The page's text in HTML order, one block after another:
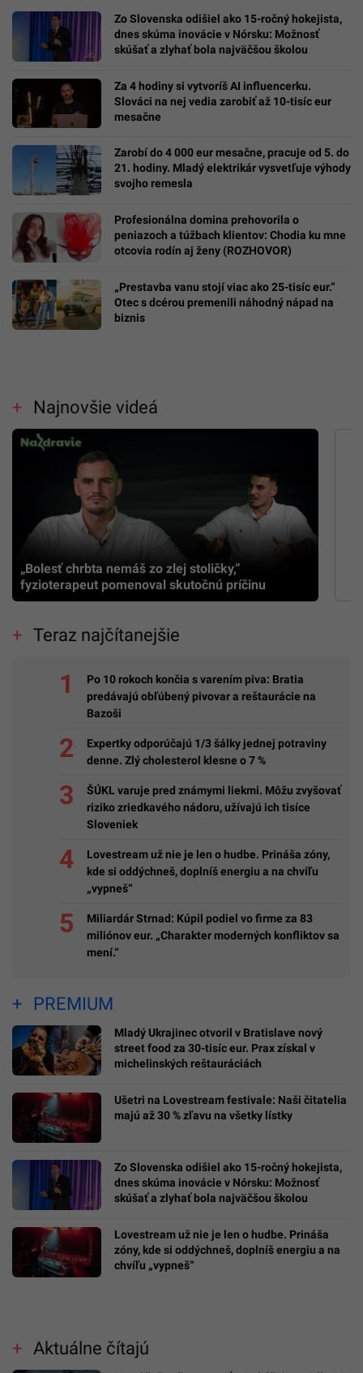
Zo Slovenska odišiel ako 15-ročný hokejista,
dnes skúma inovácie v Nórsku: Možnosť
skúšať a zlyhať bola najväčšou školou
Za 4 hodiny si vytvoríš AI influencerku.
Slováci na nej vedia zarobiť až 10-tisíc eur
mesačne
Zarobí do 4 000 eur mesačne, pracuje od 5. do
21. hodiny. Mladý elektrikár vysvetľuje výhody
svojho remesla
Profesionálna domina prehovorila o
peniazoch a túžbach klientov: Chodia ku mne
otcovia rodín aj ženy (ROZHOVOR)
„Prestavba vanu stojí viac ako 25-tisíc eur.“
Otec s dcérou premenili náhodný nápad na
biznis
Najnovšie videá
„Bolesť chrbta nemáš zo zlej stoličky,”
fyzioterapeut pomenoval skutočnú príčinu
Teraz najčítanejšie
Po 10 rokoch končia s varením piva: Bratia
predávajú obľúbený pivovar a reštaurácie na
Bazoši
Expertky odporúčajú 1/3 šálky jednej potraviny
denne. Zlý cholesterol klesne o 7 %
ŠÚKL varuje pred známymi liekmi. Môžu zvyšovať
riziko zriedkavého nádoru, užívajú ich tisíce
Sloveniek
Lovestream už nie je len o hudbe. Prináša zóny,
kde si oddýchneš, doplníš energiu a na chvíľu
„vypneš“
Miliardár Strnad: Kúpil podiel vo firme za 83
miliónov eur. „Charakter moderných konfliktov sa
mení.“
PREMIUM
Mladý Ukrajinec otvoril v Bratislave nový
street food za 30-tisíc eur. Prax získal v
michelinských reštauráciách
Ušetri na Lovestream festivale: Naši čitatelia
majú až 30 % zľavu na všetky lístky
Zo Slovenska odišiel ako 15-ročný hokejista,
dnes skúma inovácie v Nórsku: Možnosť
skúšať a zlyhať bola najväčšou školou
Lovestream už nie je len o hudbe. Prináša
zóny, kde si oddýchneš, doplníš energiu a na
chvíľu „vypneš“
Aktuálne čítajú